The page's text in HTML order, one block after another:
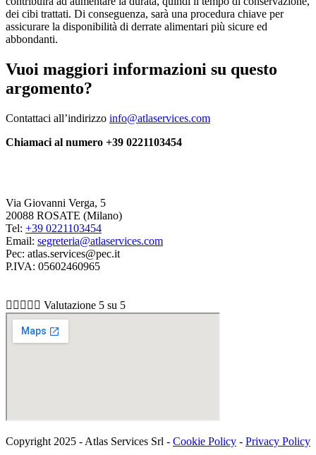
dei cibi trattati. Di conseguenza, sarà una procedura chiave per
assicurare la disponibilità di derrate alimentari più sicure ed
abbondanti.
Vuoi maggiori informazioni su questo
argomento?
Contattaci all’indirizzo info@atlaservices.com
Chiamaci al numero +39 0221103454
Via Giovanni Verga, 5
20088 ROSATE (Milano)
Tel: +39 0221103454
Email: segreteria@atlaservices.com
Pec: atlas.services@pec.it
P.IVA: 05602460965
     Valutazione 5 su 5
Copyright 2025 - Atlas Services Srl - Cookie Policy - Privacy Policy